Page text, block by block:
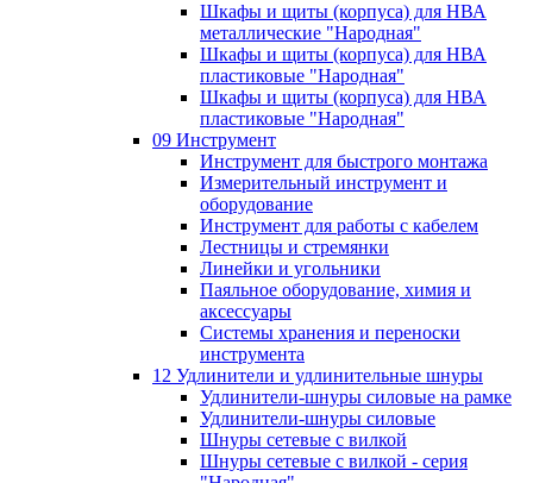
Шкафы и щиты (корпуса) для НВА
металлические "Народная"
Шкафы и щиты (корпуса) для НВА
пластиковые "Народная"
Шкафы и щиты (корпуса) для НВА
пластиковые "Народная"
09 Инструмент
Инструмент для быстрого монтажа
Измерительный инструмент и
оборудование
Инструмент для работы с кабелем
Лестницы и стремянки
Линейки и угольники
Паяльное оборудование, химия и
аксессуары
Системы хранения и переноски
инструмента
12 Удлинители и удлинительные шнуры
Удлинители-шнуры силовые на рамке
Удлинители-шнуры силовые
Шнуры сетевые с вилкой
Шнуры сетевые с вилкой - серия